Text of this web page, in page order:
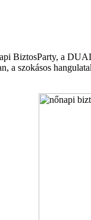
BiztosParty, a
a szokásos